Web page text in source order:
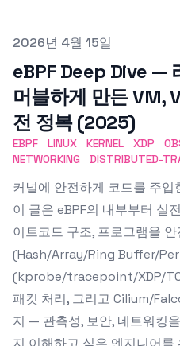
Published on
2026년 4월 15일
eBPF Deep Dive —
머블하게 만든 VM,
전 정복 (2025)
EBPF LINUX KERNEL XDP
NETWORKING
DISTRIBUTED-
커널에 안전하게 코드를 주
이 글은 eBPF의 내부부터 실
이트코드 구조, 프로그램을
(Hash/Array/Ring Buffer/
(kprobe/tracepoint/XDP/TC/
패킷 처리, 그리고 Cilium/
지 — 관측성, 보안, 네트워킹